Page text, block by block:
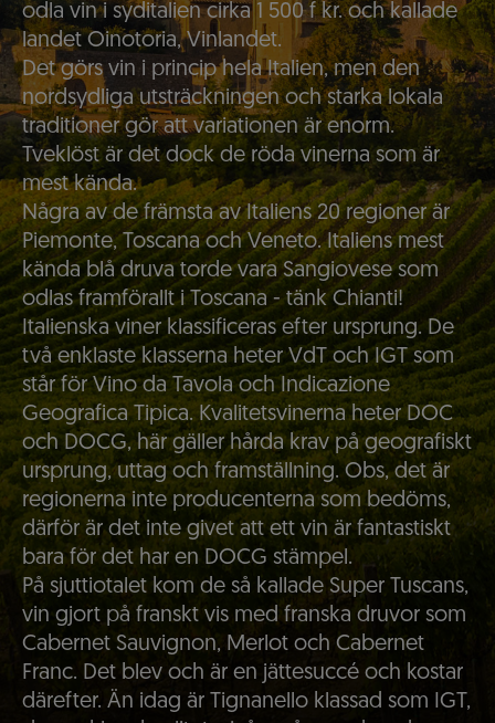
odla vin i syditalien cirka 1 500 f kr. och kallade
landet Oinotoria, Vinlandet.
Det görs vin i princip hela Italien, men den
nordsydliga utsträckningen och starka lokala
traditioner gör att variationen är enorm.
Tveklöst är det dock de röda vinerna som är
mest kända.
Några av de främsta av Italiens 20 regioner är
Piemonte, Toscana och Veneto. Italiens mest
kända blå druva torde vara Sangiovese som
odlas framförallt i Toscana - tänk Chianti!
Italienska viner klassificeras efter ursprung. De
två enklaste klasserna heter VdT och IGT som
står för Vino da Tavola och Indicazione
Geografica Tipica. Kvalitetsvinerna heter DOC
och DOCG, här gäller hårda krav på geografiskt
ursprung, uttag och framställning. Obs, det är
regionerna inte producenterna som bedöms,
därför är det inte givet att ett vin är fantastiskt
bara för det har en DOCG stämpel.
På sjuttiotalet kom de så kallade Super Tuscans,
vin gjort på franskt vis med franska druvor som
Cabernet Sauvignon, Merlot och Cabernet
Franc. Det blev och är en jättesuccé och kostar
därefter. Än idag är Tignanello klassad som IGT,